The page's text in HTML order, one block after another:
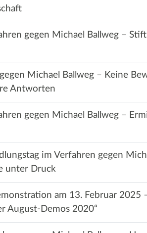
gegen Michael Ballweg –
Michael Ballweg – Keine
Antworten
gegen Michael Ballweg –
im Verfahren gegen
unter Druck
am 13. Februar 2025
August-Demos 2020“